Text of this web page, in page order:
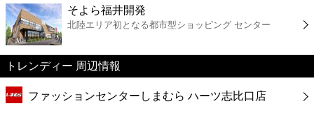
カフェ
ショッピング
銀行
そよら福井開発
北陸エリア初となる都市型ショッピング センター
トレンディー 周辺情報
ファッションセンターしまむら ハーツ志比口店